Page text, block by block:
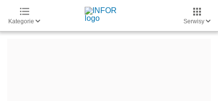
Kategorie Serwisy